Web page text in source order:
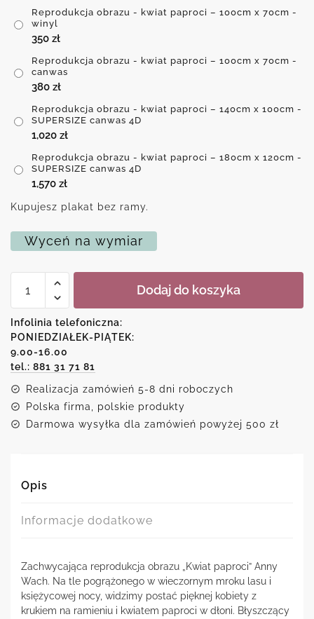
Reprodukcja obrazu - kwiat paproci – 100cm x 70cm -
winyl
350 zł
Reprodukcja obrazu - kwiat paproci – 100cm x 70cm -
canwas
380 zł
Reprodukcja obrazu - kwiat paproci – 140cm x 100cm -
SUPERSIZE canwas 4D
1,020 zł
Reprodukcja obrazu - kwiat paproci – 180cm x 120cm -
SUPERSIZE canwas 4D
1,570 zł
Kupujesz plakat bez ramy.
Wyceń na wymiar
Reprodukcja
-
kwiat
paproci
Dodaj do koszyka
Infolinia telefoniczna:
PONIEDZIAŁEK-PIĄTEK:
9.00-16.00
tel.: 881 31 71 81
Realizacja zamówień 5-8 dni roboczych
Polska firma, polskie produkty
Darmowa wysyłka dla zamówień powyżej 500 zł
Opis
Informacje dodatkowe
Zachwycająca reprodukcja obrazu „Kwiat paproci” Anny
Wach. Na tle pogrążonego w wieczornym mroku lasu i
księżycowej nocy, widzimy postać pięknej kobiety z
krukiem na ramieniu i kwiatem paproci w dłoni. Błyszczący